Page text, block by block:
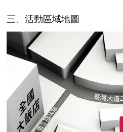
三、活動區域地圖